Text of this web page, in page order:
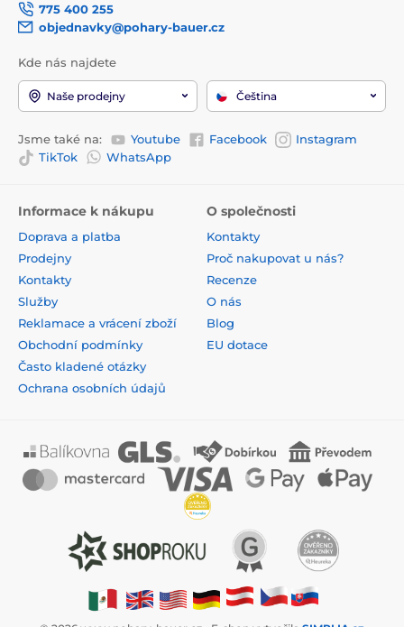
775 400 255
objednavky@pohary-bauer.cz
Kde nás najdete
Naše prodejny Čeština
Jsme také na: Youtube Facebook
Instagram
TikTok
WhatsApp
Informace k nákupu
Doprava a platba
Prodejny
Kontakty
Služby
Reklamace a vrácení zboží
Obchodní podmínky
Často kladené otázky
Ochrana osobních údajů
O společnosti
Kontakty
Proč nakupovat u nás?
Recenze
O nás
Blog
EU dotace